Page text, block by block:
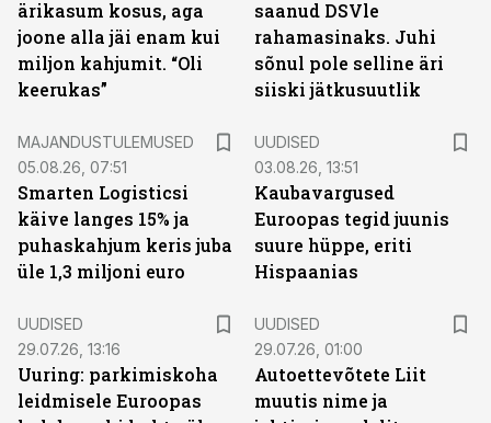
ärikasum kosus, aga
joone alla jäi enam kui
miljon kahjumit. “Oli
keerukas”
saanud DSVle
rahamasinaks. Juhi
sõnul pole selline äri
siiski jätkusuutlik
MAJANDUSTULEMUSED
05.08.26, 07:51
Smarten Logisticsi
käive langes 15% ja
puhaskahjum keris juba
üle 1,3 miljoni euro
UUDISED
03.08.26, 13:51
Kaubavargused
Euroopas tegid juunis
suure hüppe, eriti
Hispaanias
UUDISED
29.07.26, 13:16
Uuring: parkimiskoha
leidmisele Euroopas
UUDISED
29.07.26, 01:00
Autoettevõtete Liit
muutis nime ja